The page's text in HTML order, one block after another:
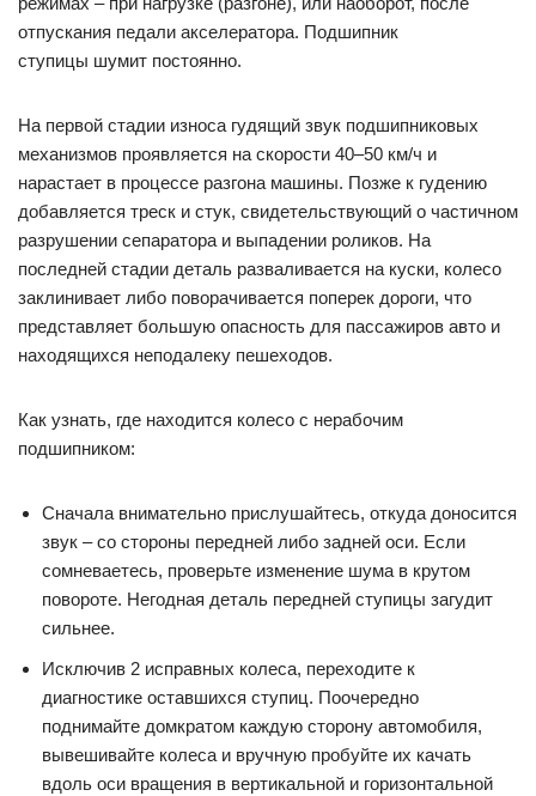
отпускания педали акселератора. Подшипник
ступицы шумит постоянно.
На первой стадии износа гудящий звук подшипниковых
механизмов проявляется на скорости 40–50 км/ч и
нарастает в процессе разгона машины. Позже к гудению
добавляется треск и стук, свидетельствующий о частичном
разрушении сепаратора и выпадении роликов. На
последней стадии деталь разваливается на куски, колесо
заклинивает либо поворачивается поперек дороги, что
представляет большую опасность для пассажиров авто и
находящихся неподалеку пешеходов.
Как узнать, где находится колесо с нерабочим
подшипником:
Сначала внимательно прислушайтесь, откуда доносится
звук – со стороны передней либо задней оси. Если
сомневаетесь, проверьте изменение шума в крутом
повороте. Негодная деталь передней ступицы загудит
сильнее.
Исключив 2 исправных колеса, переходите к
диагностике оставшихся ступиц. Поочередно
поднимайте домкратом каждую сторону автомобиля,
вывешивайте колеса и вручную пробуйте их качать
вдоль оси вращения в вертикальной и горизонтальной